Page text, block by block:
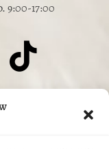
17:00
2026